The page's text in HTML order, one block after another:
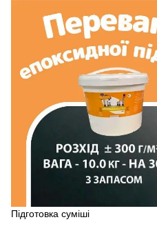
Підготовка суміші